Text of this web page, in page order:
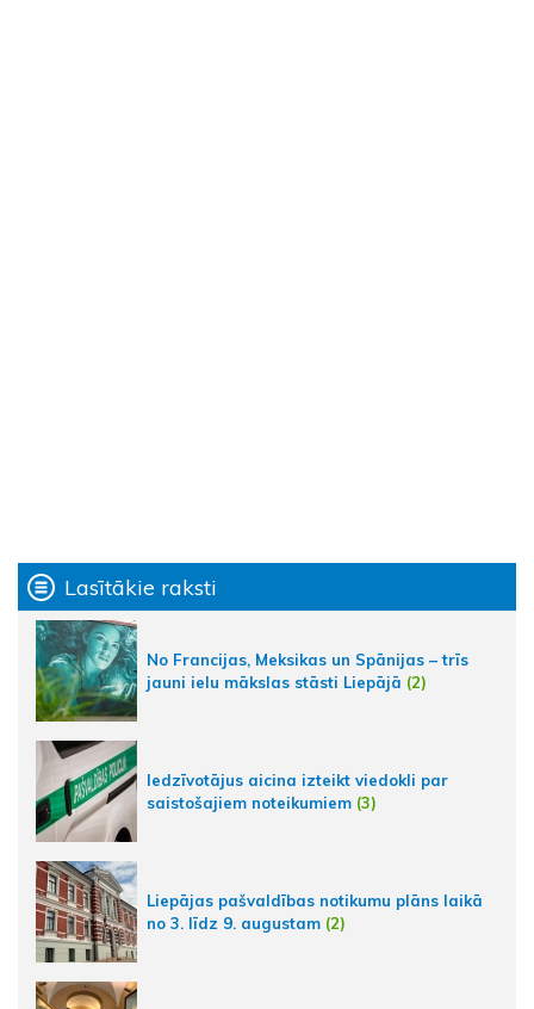
Lasītākie raksti
No Francijas, Meksikas un Spānijas – trīs
jauni ielu mākslas stāsti Liepājā (2)
Iedzīvotājus aicina izteikt viedokli par
saistošajiem noteikumiem (3)
Liepājas pašvaldības notikumu plāns laikā
no 3. līdz 9. augustam (2)